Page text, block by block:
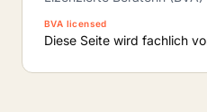
BVA licensed
Diese Seite wird fachlich